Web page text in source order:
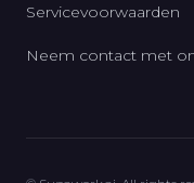
Servicevoorwaarden
Neem contact met